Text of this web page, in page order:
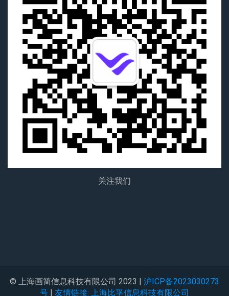
关注我们
© 上海画简信息科技有限公司 2023 | 沪ICP备2023030273
号 | 友情链接: 上海比孚信息科技有限公司